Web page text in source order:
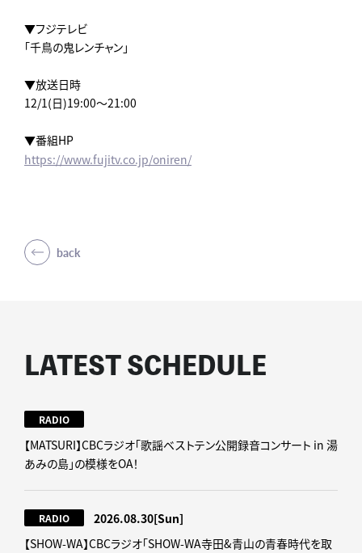
▼フジテレビ
「千鳥の鬼レンチャン」
▼放送日時
12/1(日)19:00～21:00
▼番組HP
https://www.fujitv.co.jp/oniren/
back
LATEST SCHEDULE
RADIO
【MATSURI】CBCラジオ「歌謡ベストテン公開録音コンサート in 湯
あみの島」の模様をOA！
RADIO 2026.08.30[Sun]
【SHOW-WA】CBCラジオ｢SHOW-WA寺田&青山の青春時代を取